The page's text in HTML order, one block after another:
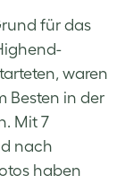
für das
waren
Besten in der
Mit 7
nach
haben